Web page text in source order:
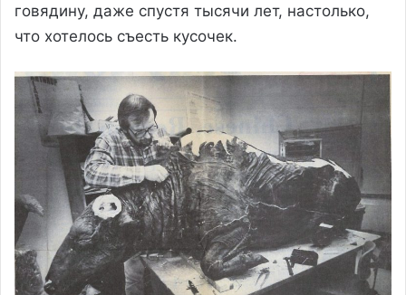
говядину, даже спустя тысячи лет, настолько,
что хотелось съесть кусочек.